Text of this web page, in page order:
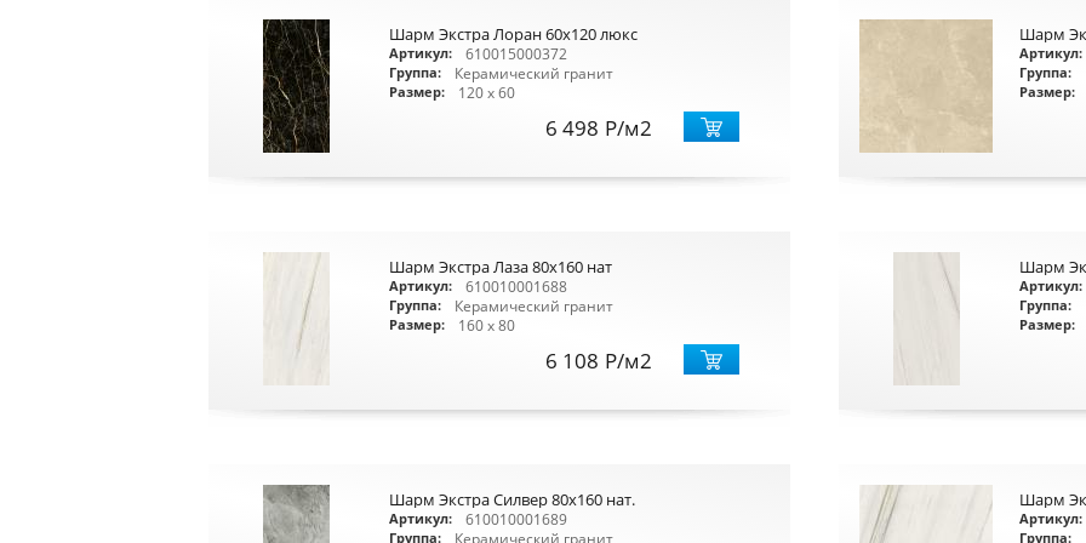
Шарм Экстра Лоран 60х120 люкс
Артикул: 610015000372
Группа: Керамический гранит
Размер: 120 x 60
6 498 Р/м2
Шарм
Артикул:
Группа:
Размер:
Шарм Экстра Лаза 80x160 нат
Артикул: 610010001688
Группа: Керамический гранит
Размер: 160 x 80
6 108 Р/м2
Шарм
Артикул:
Группа:
Размер:
Шарм Экстра Силвер 80х160 нат.
Артикул: 610010001689
Группа: Керамический гранит
Шарм
Артикул:
Группа: